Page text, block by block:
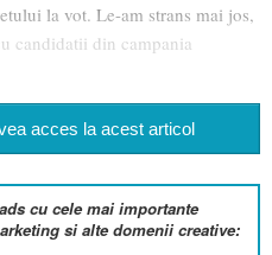
la vot. Le-am strans mai jos,
candidatii din campania
acces la acest articol
cu cele mai importante
si alte domenii creative: